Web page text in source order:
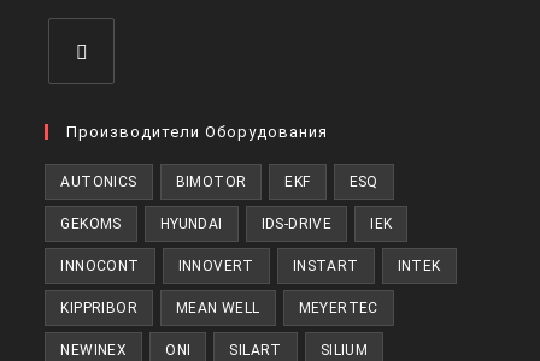
в
вкладке
Производители Оборудования
AUTONICS BIMOTOR EKF ESQ
GEKOMS HYUNDAI IDS-DRIVE IEK
INNOCONT INNOVERT INSTART INTEK
KIPPRIBOR MEAN WELL MEYERTEC
NEWINEX ONI SILART SILIUM